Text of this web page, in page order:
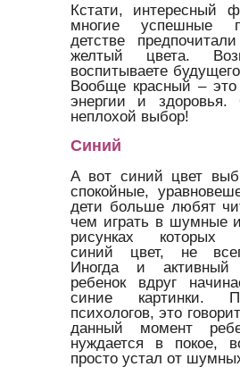
Кстати, интересный
многие успешные
детстве
желтый цвета.
воспитываете
Вообще красный – это
энергии и здоровья.
неплохой выбор!
Синий
А вот синий цвет
спокойные,
дети больше любят
чем играть в шумные
рисунках которых
синий цвет, не
Иногда и активный
ребенок вдруг
синие картинки.
психологов, это
данный момент
нуждается в покое,
просто устал от